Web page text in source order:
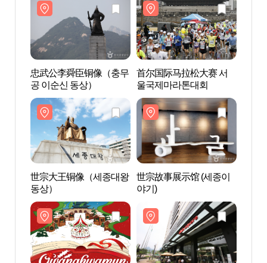
忠武公李舜臣铜像（충무
공 이순신 동상）
首尔国际马拉松大赛 서
울국제마라톤대회
世宗大王铜像（세종대왕
동상）
世宗故事展示馆 (세종이
야기)